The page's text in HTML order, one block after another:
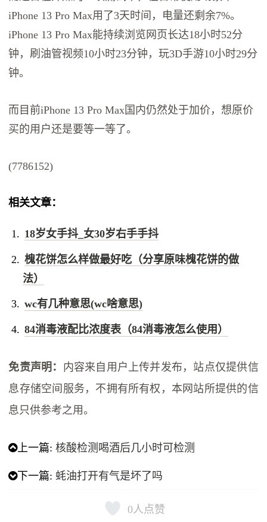
iPhone 13 Pro Max用了3天时间，电量还剩余7%。
iPhone 13 Pro Max能持续浏览网页长达18小时52分
钟，刷油管视频10小时23分钟，玩3D手游10小时29分
钟。
而目前iPhone 13 Pro Max国内仍然处于加价，想原价
买的用户还是要等一等了。
(7786152)
相关文章：
18岁女手抖_女30岁右手手抖
槐花饼怎么样做最好吃（分享原味槐花饼的做
法）
wc有几种意思(wc啥意思)
84消毒液配比浓度表（84消毒液怎么使用）
免责声明： 内容来自用户上传并发布，站点仅提供信
息存储空间服务，不拥有所有权，本网站所提供的信
息只供参考之用。
上一篇:核酸检测喝酒后几小时可检测
下一篇:​蚝油打开有气是坏了吗
0人点赞